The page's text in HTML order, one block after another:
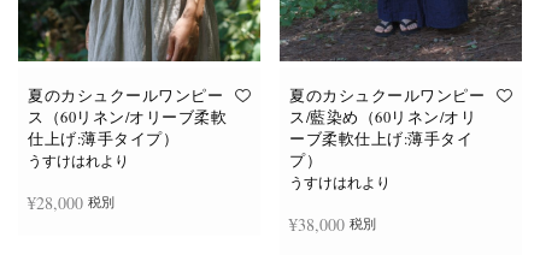
が
あ
り
ま
オ
プ
シ
ョ
が
あ
り
ま
オ
プ
シ
ョ
夏のカシュクールワンピー
ス（60リネン/オリーブ柔軟
仕上げ:薄手タイプ）
うすけはれより
¥28,000 税別
夏のカシュクールワンピー
ス/藍染め（60リネン/オリ
ーブ柔軟仕上げ:薄手タイ
プ）
うすけはれより
¥38,000 税別